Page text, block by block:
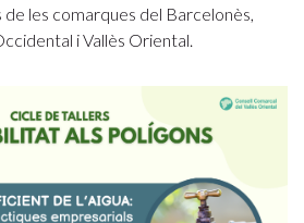
de les comarques del Barcelonès,
i Vallès Oriental.